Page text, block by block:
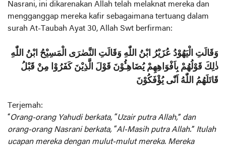
Nasrani, ini dikarenakan Allah telah melaknat mereka dan
mengganggap mereka kafir sebagaimana tertuang dalam
surah At-Taubah Ayat 30, Allah Swt berfirman:
وَقَالَتِ الْيَهُوْدُ عُزَيْرُ ابْنُ اللّٰهِ وَقَالَتِ النَّصٰرَى الْمَسِيْحُ ابْنُ اللّٰهِ
ذٰلِكَ قَوْلُهُمْ بِاَفْوَاهِهِمْ يُضَاهِـُٔوْنَ قَوْلَ الَّذِيْنَ كَفَرُوْا مِنْ قَبْلُ
قَاتَلَهُمُ اللّٰهُ اَنّٰى يُؤْفَكُوْنَ
Terjemah:
“Orang-orang Yahudi berkata, “Uzair putra Allah,” dan
orang-orang Nasrani berkata, “Al-Masih putra Allah.” Itulah
ucapan mereka dengan mulut-mulut mereka. Mereka